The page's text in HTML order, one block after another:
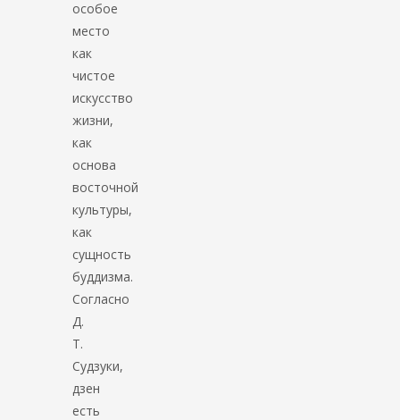
особое
место
как
чистое
искусство
жизни,
как
основа
восточной
культуры,
как
сущность
буддизма.
Согласно
Д.
Т.
Судзуки,
дзен
есть